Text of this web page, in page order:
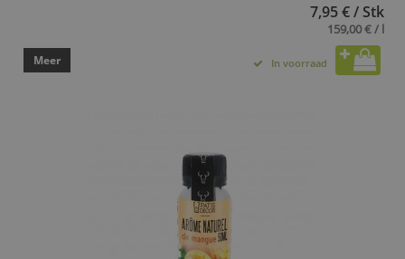
7,95 € / Stk
159,00 € / l
Meer In voorraad